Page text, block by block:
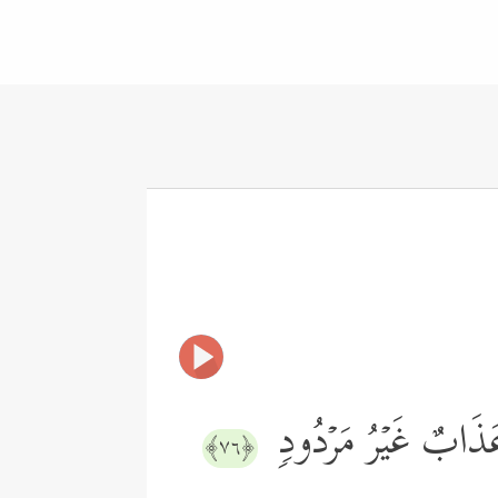
غَیۡرُ مَرۡدُودࣲ ﴿٧٦﴾